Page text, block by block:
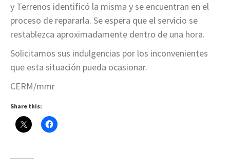
y Terrenos identificó la misma y se encuentran en el
proceso de repararla. Se espera que el servicio se
restablezca aproximadamente dentro de una hora.
Solicitamos sus indulgencias por los inconvenientes
que esta situación pueda ocasionar.
CERM/mmr
Share this: